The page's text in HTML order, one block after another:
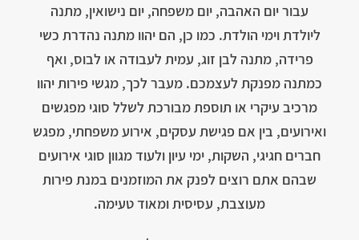
עבור יום האהבה, יום משפחה, יום נישואין, מתנה
ליולדת וימי הולדת. כמו כן, הם יהוו מתנה נהדרת כשי
פרידה, מתנה לבן זוג, עמית לעבודה או לבוס, ואף
כמתנה מפנקת לעצמכם. מעבר לכך, מגשי פירות יהוו
מרכיב עיקרי או תוספת מבורכת לשלל סוגי מפגשים
ואירועים, בין אם פגישת עסקים, אירוע משפחתי, מפגש
חברים חגיגי, השקות, ימי עיון ולעוד מגוון סוגי אירועים
שבהם אתם רוצים לפנק את המוזמנים במנת פירות
מעוצבת, עסיסית ומאוד טעימה.